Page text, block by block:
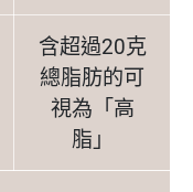
含超過20克
總脂肪的可
視為「高
脂」